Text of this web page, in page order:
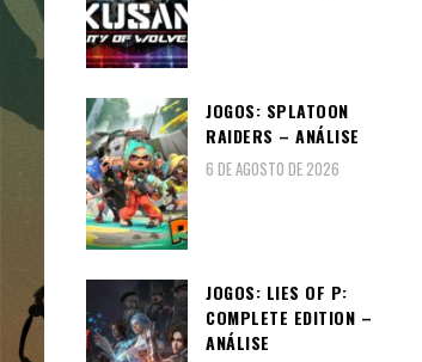
JOGOS: SPLATOON
RAIDERS – ANÁLISE
6 DE AGOSTO DE 2026
JOGOS: LIES OF P:
COMPLETE EDITION –
ANÁLISE